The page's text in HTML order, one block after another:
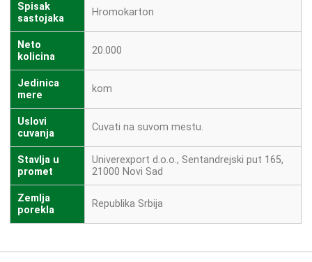
Spisak
sastojaka
Hromokarton
Neto
kolicina
20.000
Jedinica
mere
kom
Uslovi
cuvanja
Cuvati na suvom mestu.
Stavlja u
promet
Univerexport d.o.o., Sentandrejski put 165,
21000 Novi Sad
Zemlja
porekla
Republika Srbija